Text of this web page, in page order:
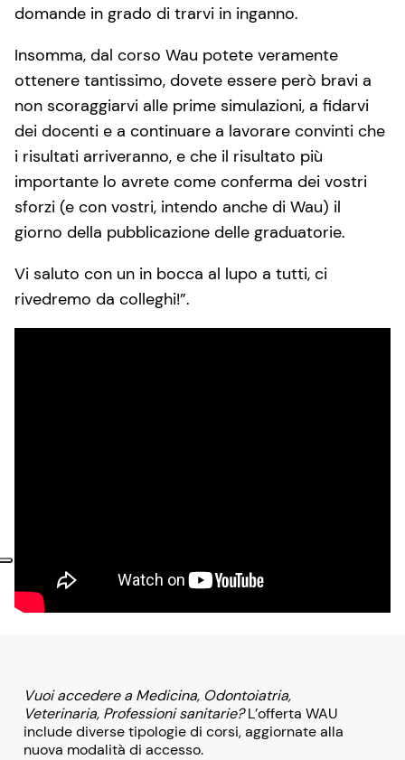
domande in grado di trarvi in inganno.
Insomma, dal corso Wau potete veramente
ottenere tantissimo, dovete essere però bravi a
non scoraggiarvi alle prime simulazioni, a fidarvi
dei docenti e a continuare a lavorare convinti che
i risultati arriveranno, e che il risultato più
importante lo avrete come conferma dei vostri
sforzi (e con vostri, intendo anche di Wau) il
giorno della pubblicazione delle graduatorie.
Vi saluto con un in bocca al lupo a tutti, ci
rivedremo da colleghi!”.
Vuoi accedere a Medicina, Odontoiatria,
Veterinaria, Professioni sanitarie?L’offerta WAU
include diverse tipologie di corsi, aggiornate alla
nuova modalità di accesso.